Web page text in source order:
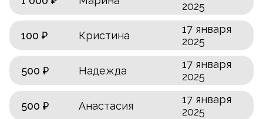
2025
100 ₽ Кристина
17 января
2025
500 ₽ Надежда
17 января
2025
500 ₽ Анастасия
17 января
2025